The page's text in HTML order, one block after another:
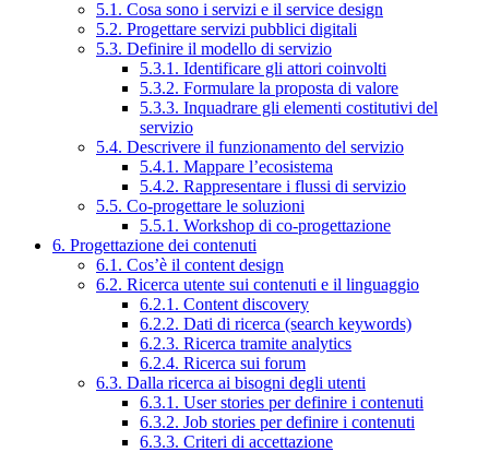
5.1. Cosa sono i servizi e il service design
5.2. Progettare servizi pubblici digitali
5.3. Definire il modello di servizio
5.3.1. Identificare gli attori coinvolti
5.3.2. Formulare la proposta di valore
5.3.3. Inquadrare gli elementi costitutivi del
servizio
5.4. Descrivere il funzionamento del servizio
5.4.1. Mappare l’ecosistema
5.4.2. Rappresentare i flussi di servizio
5.5. Co-progettare le soluzioni
5.5.1. Workshop di co-progettazione
6. Progettazione dei contenuti
6.1. Cos’è il content design
6.2. Ricerca utente sui contenuti e il linguaggio
6.2.1. Content discovery
6.2.2. Dati di ricerca (search keywords)
6.2.3. Ricerca tramite analytics
6.2.4. Ricerca sui forum
6.3. Dalla ricerca ai bisogni degli utenti
6.3.1. User stories per definire i contenuti
6.3.2. Job stories per definire i contenuti
6.3.3. Criteri di accettazione